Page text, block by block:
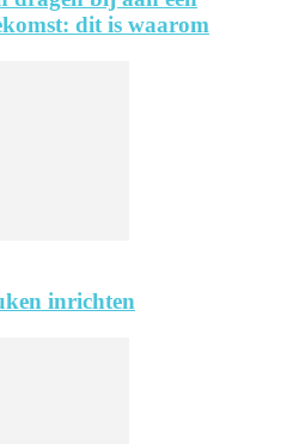
dit is waarom
inrichten